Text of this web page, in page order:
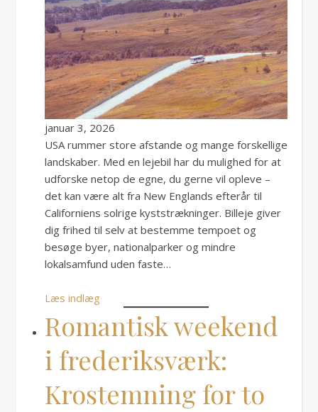
januar 3, 2026
USA rummer store afstande og mange forskellige
landskaber. Med en lejebil har du mulighed for at
udforske netop de egne, du gerne vil opleve –
det kan være alt fra New Englands efterår til
Californiens solrige kyststrækninger. Billeje giver
dig frihed til selv at bestemme tempoet og
besøge byer, nationalparker og mindre
lokalsamfund uden faste…
Læs indlæg
Romantisk weekend
i frederiksværk:
Krostemning for to